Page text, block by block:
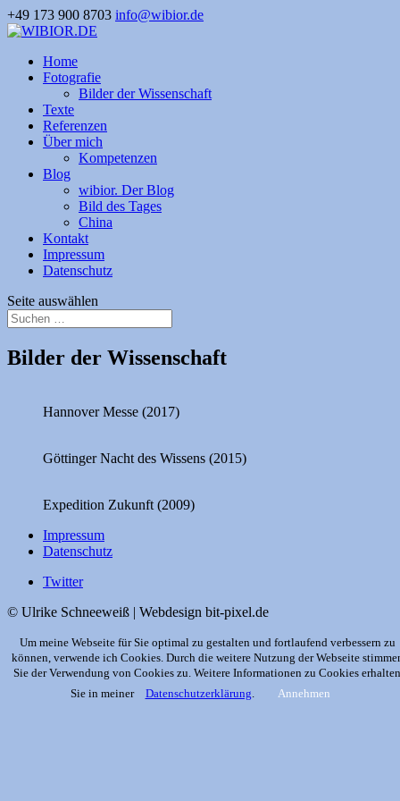
+49 173 900 8703 info@wibior.de
Home
Fotografie
Bilder der Wissenschaft
Texte
Referenzen
Über mich
Kompetenzen
Blog
wibior. Der Blog
Bild des Tages
China
Kontakt
Impressum
Datenschutz
Seite auswählen
Bilder der Wissenschaft
Hannover Messe (2017)
Göttinger Nacht des Wissens (2015)
Expedition Zukunft (2009)
Impressum
Datenschutz
Twitter
© Ulrike Schneeweiß | Webdesign bit-pixel.de
Um meine Webseite für Sie optimal zu gestalten und fortlaufend verbessern zu
können, verwende ich Cookies. Durch die weitere Nutzung der Webseite
Sie der Verwendung von Cookies zu. Weitere Informationen zu Cookies erhalten
Sie in meiner
Datenschutzerklärung Annehmen